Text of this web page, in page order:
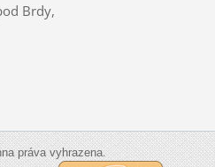
Brdy,
práva vyhrazena.